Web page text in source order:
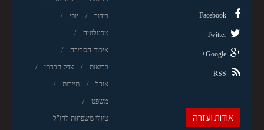
בידור יופי
טכנולוגיה
איכות הסביבה
בריאות צדק חברתי
אוכל תיירות
משפט
טיולי משפחות לחו"ל
Facebook
Twitter
Google+
RSS
אודות ועזרה